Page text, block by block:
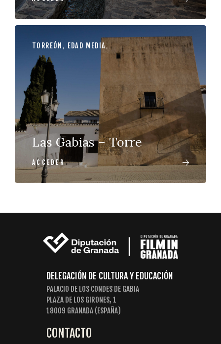
TORREÓN , EDAD MEDIA,
Las Gabias – Torre
ACCEDER
DELEGACIÓN DE CULTURA Y EDUCACIÓN
PALACIO DE LOS CONDES DE GABIA
PLAZA DE LOS GIRONES, 1
18009 GRANADA (ESPAÑA)
CONTACTO